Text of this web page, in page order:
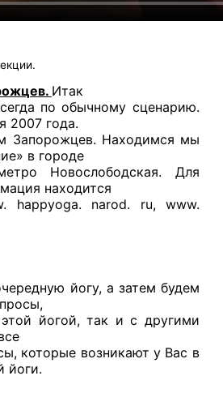
Итак
по обычному сценарию.
2007 года.
Запорожцев. Находимся мы
в городе
Новослободская. Для
находится
happyoga. narod. ru, www.
йогу, а затем будем
йогой, так и с другими
которые возникают у Вас в
йоги.